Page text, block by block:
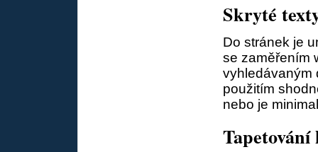
Skryté
Do stránek je
se zaměřením
vyhledávaným
použitím
nebo je